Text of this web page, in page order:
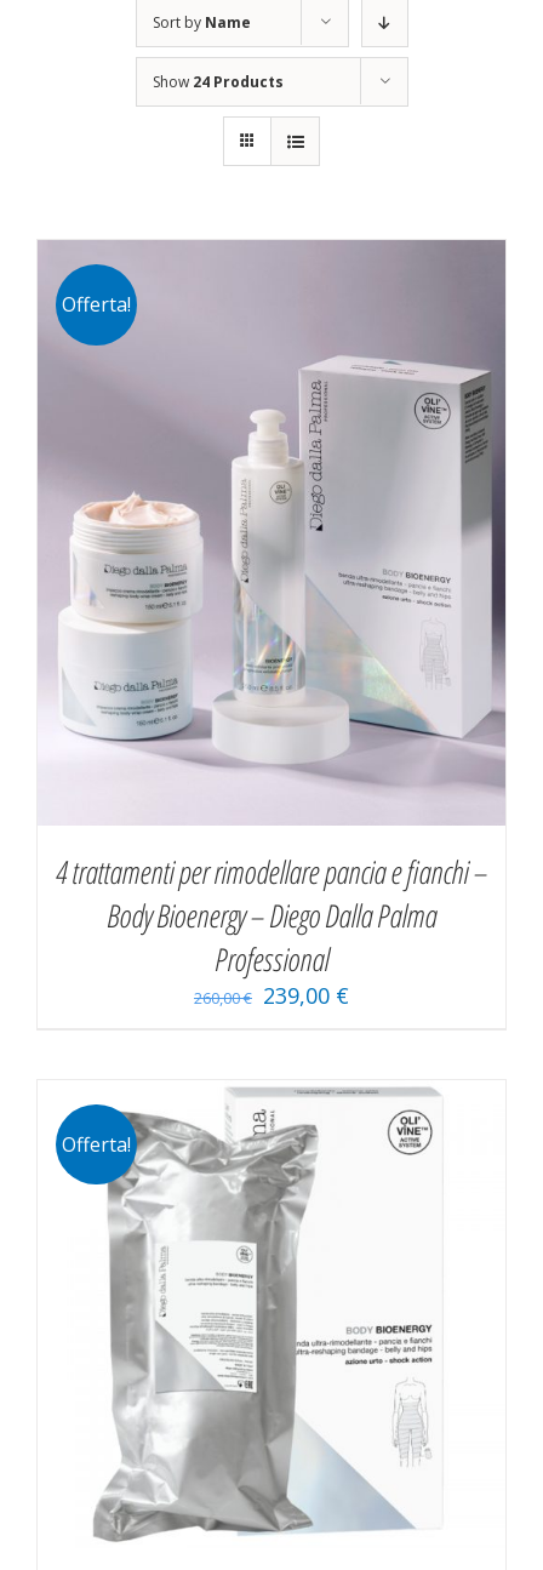
Sort by Name
Show 24 Products
Offerta!
4 trattamenti per rimodellare pancia e fianchi –
Body Bioenergy – Diego Dalla Palma
Professional
260,00€ 239,00 €
Offerta!